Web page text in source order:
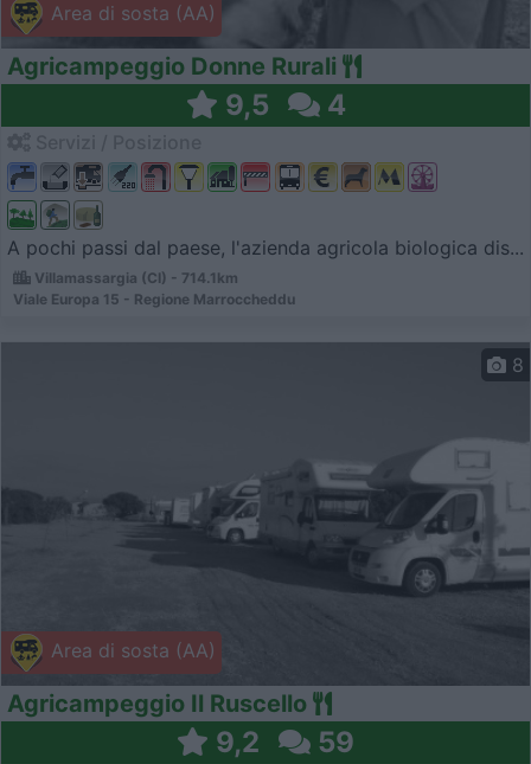
Area di sosta (AA)
Agricampeggio Donne Rurali
9,5 4
A pochi passi dal paese, l'azienda agricola biologica dis...
Villamassargia (CI) - 714.1km
Viale Europa 15 - Regione Marroccheddu
Area di sosta (AA)
8
Agricampeggio Il Ruscello
9,2 59